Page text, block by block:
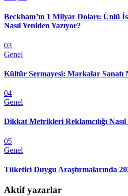
Beckham’ın 1 Milyar Doları: Ünlü
Nasıl Yeniden Yazıyor?
03
Genel
Kültür Sermayesi: Markalar Sanatı
04
Genel
Dikkat Metrikleri Reklamcılığı Nasıl
05
Genel
Tüketici Duygu Araştırmalarında
Aktif yazarlar